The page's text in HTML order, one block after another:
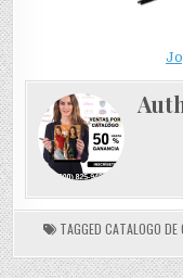
TAGGED CATALOGO DE